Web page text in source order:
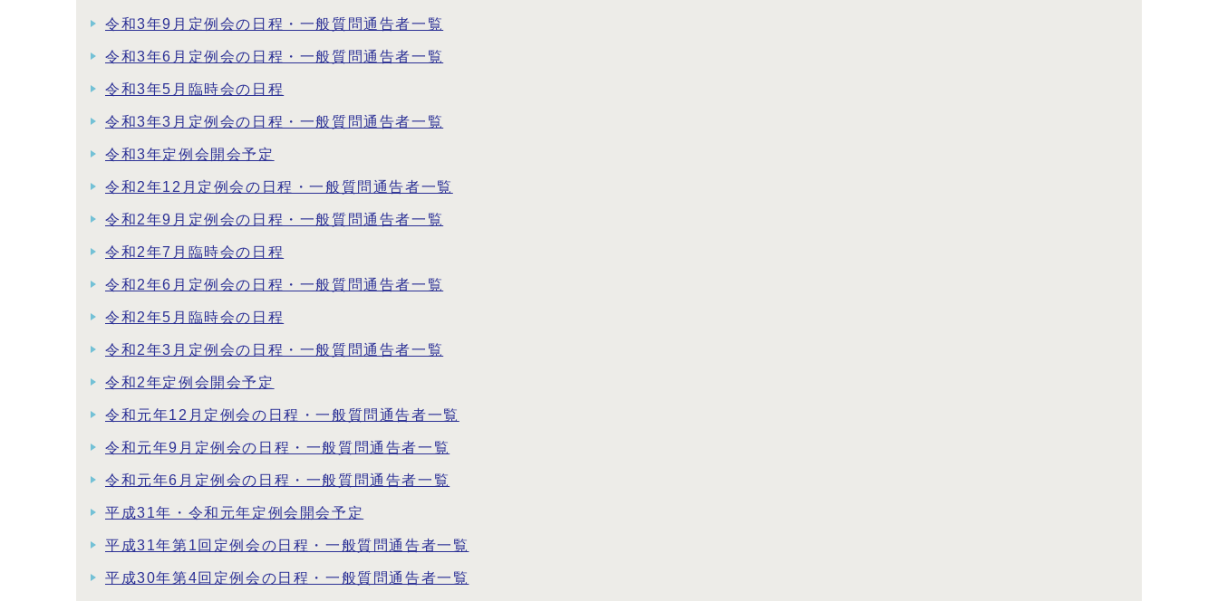
令和3年9月定例会の日程・一般質問通告者一覧
令和3年6月定例会の日程・一般質問通告者一覧
令和3年5月臨時会の日程
令和3年3月定例会の日程・一般質問通告者一覧
令和3年定例会開会予定
令和2年12月定例会の日程・一般質問通告者一覧
令和2年9月定例会の日程・一般質問通告者一覧
令和2年7月臨時会の日程
令和2年6月定例会の日程・一般質問通告者一覧
令和2年5月臨時会の日程
令和2年3月定例会の日程・一般質問通告者一覧
令和2年定例会開会予定
令和元年12月定例会の日程・一般質問通告者一覧
令和元年9月定例会の日程・一般質問通告者一覧
令和元年6月定例会の日程・一般質問通告者一覧
平成31年・令和元年定例会開会予定
平成31年第1回定例会の日程・一般質問通告者一覧
平成30年第4回定例会の日程・一般質問通告者一覧